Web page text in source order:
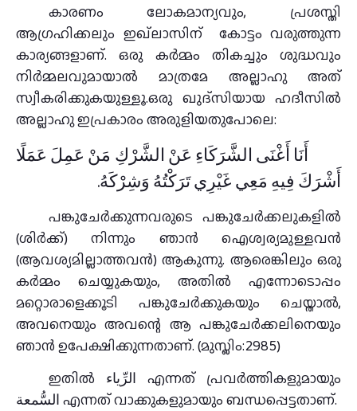
കാരണം ലോകമാന്യവും, പ്രശസ്തി
ആഗ്രഹിക്കലും ഇഖ്‌ലാസിന് കോട്ടം വരുത്തുന്ന
കാര്യങ്ങളാണ്. ഒരു കർമ്മം തികച്ചും ശുദ്ധവും
നിർമ്മലവുമായാൽ മാത്രമേ അല്ലാഹു അത്
സ്വീകരിക്കുകയുള്ളൂ.ഒരു ഖുദ്‌സിയായ ഹദീസിൽ
അല്ലാഹു ഇപ്രകാരം അരുളിയതുപോലെ:
أَنَا أَغْنَى الشَّرَكَاءِ عَنْ الشَّرْكِ مَنْ عَمِلَ عَمَلًا
أَشْرَكَ فِيهِ مَعِي غَيْرِي تَرَكْتُهُ وَشِرْكَهُ.
പങ്കുചേർക്കുന്നവരുടെ പങ്കുചേർക്കലുകളിൽ
(ശിർക്ക്) നിന്നും ഞാൻ ഐശ്വര്യമുള്ളവൻ
(ആവശ്യമില്ലാത്തവൻ) ആകുന്നു. ആരെങ്കിലും ഒരു
കർമ്മം ചെയ്യുകയും, അതിൽ എന്നോടൊപ്പം
മറ്റൊരാളെക്കൂടി പങ്കുചേർക്കുകയും ചെയ്താൽ,
അവനെയും അവന്റെ ആ പങ്കുചേർക്കലിനെയും
ഞാൻ ഉപേക്ഷിക്കുന്നതാണ്. (മുസ്ലിം:2985)
ഇതിൽ الرِّياء എന്നത് പ്രവർത്തികളുമായും
السُّمعة എന്നത് വാക്കുകളുമായും ബന്ധപ്പെട്ടതാണ്.